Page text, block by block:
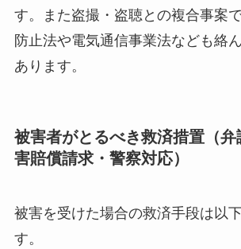
す。また盗撮・盗聴との複合事案
防止法や電気通信事業法なども絡
あります。
被害者がとるべき救済措置（弁
害賠償請求・警察対応）
被害を受けた場合の救済手段は以
す。